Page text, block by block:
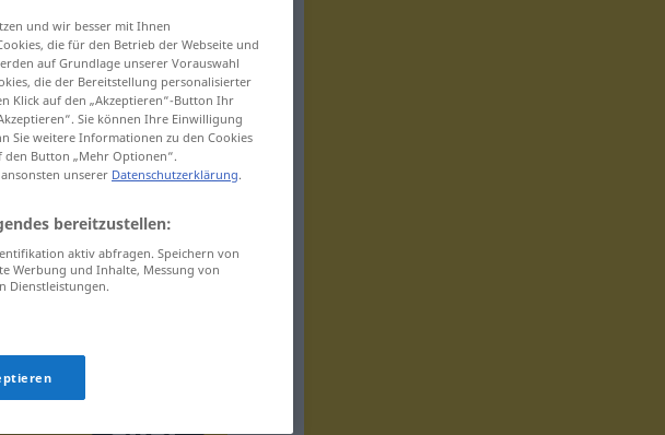
und wir besser mit Ihnen
die für den Betrieb der Webseite und
auf Grundlage unserer Vorauswahl
die der Bereitstellung personalisierter
Klick auf den „Akzeptieren“-Button Ihr
Sie können Ihre Einwilligung
Sie weitere Informationen zu den Cookies
den Button „Mehr Optionen“.
unserer Datenschutzerklärung.
bereitzustellen:
aktiv abfragen. Speichern von
Werbung und Inhalte, Messung von
Dienstleistungen.